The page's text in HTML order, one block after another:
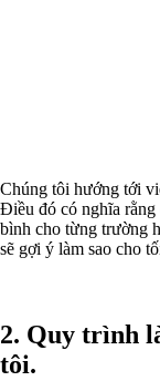
Chúng tôi hướng tới
Điều đó có nghĩa rằng
bình cho từng trường
sẽ gợi ý làm sao cho
2. Quy trình
tôi.